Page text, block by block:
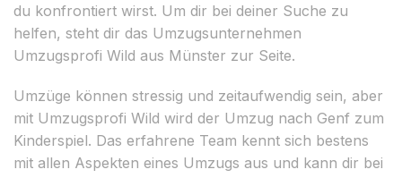
du konfrontiert wirst. Um dir bei deiner Suche zu
helfen, steht dir das Umzugsunternehmen
Umzugsprofi Wild aus Münster zur Seite.
Umzüge können stressig und zeitaufwendig sein, aber
mit Umzugsprofi Wild wird der Umzug nach Genf zum
Kinderspiel. Das erfahrene Team kennt sich bestens
mit allen Aspekten eines Umzugs aus und kann dir bei